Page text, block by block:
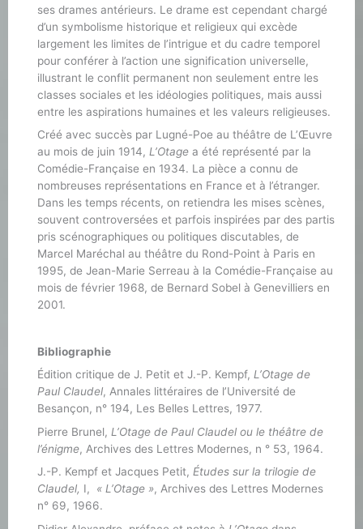
ses drames antérieurs. Le drame est cependant chargé
d’un symbolisme historique et religieux qui excède
largement les limites de l’intrigue et du cadre temporel
pour conférer à l’action une signification universelle,
illustrant le conflit permanent non seulement entre les
classes sociales et les idéologies politiques, mais aussi
entre les aspirations humaines et les valeurs religieuses.
Créé avec succès par Lugné-Poe au théâtre de L’Œuvre
au mois de juin 1914, L’Otage a été représenté par la
Comédie-Française en 1934. La pièce a connu de
nombreuses représentations en France et à l’étranger.
Dans les temps récents, on retiendra les mises scènes,
souvent controversées et parfois inspirées par des partis
pris scénographiques ou politiques discutables, de
Marcel Maréchal au théâtre du Rond-Point à Paris en
1995, de Jean-Marie Serreau à la Comédie-Française au
mois de février 1968, de Bernard Sobel à Genevilliers en
2001.
Bibliographie
Édition critique de J. Petit et J.-P. Kempf, L’Otage de
Paul Claudel, Annales littéraires de l’Université de
Besançon, n° 194, Les Belles Lettres, 1977.
Pierre Brunel, L’Otage de Paul Claudel ou le théâtre de
l’énigme, Archives des Lettres Modernes, n ° 53, 1964.
J.-P. Kempf et Jacques Petit, Études sur la trilogie de
Claudel, I, « L’Otage », Archives des Lettres Modernes
n° 69, 1966.